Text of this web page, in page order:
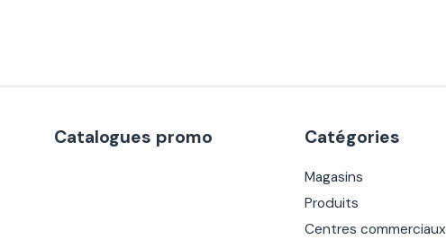
Catalogues promo Catégories
Magasins
Produits
Centres commerciaux